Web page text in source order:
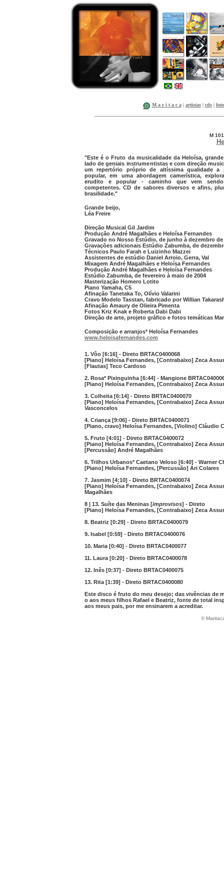
M a r i t a c a| artistas| cds|
M
"Este é o Fruto da musicalidade da Heloísa,
lado de geniais instrumentistas e com direção
um repertório próprio de altíssima qualidade a
popular, em uma abordagem camerística,
erudito e popular - caminho que vem
competentes. CD de sabores diversos e afins,
brasilidade."
Grande beijo,
Léa Freire
Direção Musical Gil Jardim
Produção André Magalhães e Heloísa Fernandes
Gravado no Nosso Estúdio, de junho à dezembro de
Gravações adicionais Estúdio Zabumba, de
Técnicos Paulo Farah e Luizinho Mazzei
Assistentes de estúdio Daniel Arroio, Gerra, Val
Mixagem André Magalhães e Heloísa Fernandes
Produção André Magalhães e Heloísa Fernandes
Estúdio Zabumba, de fevereiro à maio de 2004
Masterização Homero Lotito
Piano Yamaha, C5
Afinação Tanetaka To, Olívio Valarini
Cravo Modelo Tasstan, fabricado por Willian
Afinação Amaury de Olieira Pimenta
Fotos Kriz Knak e Roberta Dabi Dabi
Direção de arte, projeto gráfico e fotos temáticas
Composição e arranjos* Heloísa Fernandes
www.heloisafernandes.com
1. Vôo [6:16] - Direto BRTAC0400068
[Piano] Heloísa Fernandes, [Contrabaixo] Zeca
[Flautas] Teco Cardoso
2. Rosa* Pixinguinha [6:44] - Mangione
[Piano] Heloísa Fernandes, [Contrabaixo] Zeca
3. Colheita [6:14] - Direto BRTAC0400070
[Piano] Heloísa Fernandes, [Contrabaixo] Zeca
Vasconcelos
4. Criança [9:06] - Direto BRTAC0400071
[Piano, cravo] Heloísa Fernandes, [Violino] Cláudio
5. Fruto [4:01] - Direto BRTAC0400072
[Piano] Heloísa Fernandes, [Contrabaixo] Zeca
[Percussão] André Magalhães
6. Trilhos Urbanos* Caetano Veloso [6:40] - Warner
[Piano] Heloísa Fernandes, [Percussão] Ari Colares
7. Jasmim [4:10] - Direto BRTAC0400074
[Piano] Heloísa Fernandes, [Contrabaixo] Zeca
Magalhães
8 | 13. Suíte das Meninas [improvisos] - Direto
[Piano] Heloísa Fernandes, [Contrabaixo] Zeca
8. Beatriz [0:29] - Direto BRTAC0400079
9. Isabel [0:59] - Direto BRTAC0400076
10. Maria [0:40] - Direto BRTAC0400077
11. Laura [0:20] - Direto BRTAC0400078
12. Inês [0:37] - Direto BRTAC0400075
13. Rita [1:39] - Direto BRTAC0400080
Este disco é fruto do meu desejo; das vivências de
o aos meus filhos Rafael e Beatriz, fonte de total
aos meus pais, por me ensinarem a acreditar.
©